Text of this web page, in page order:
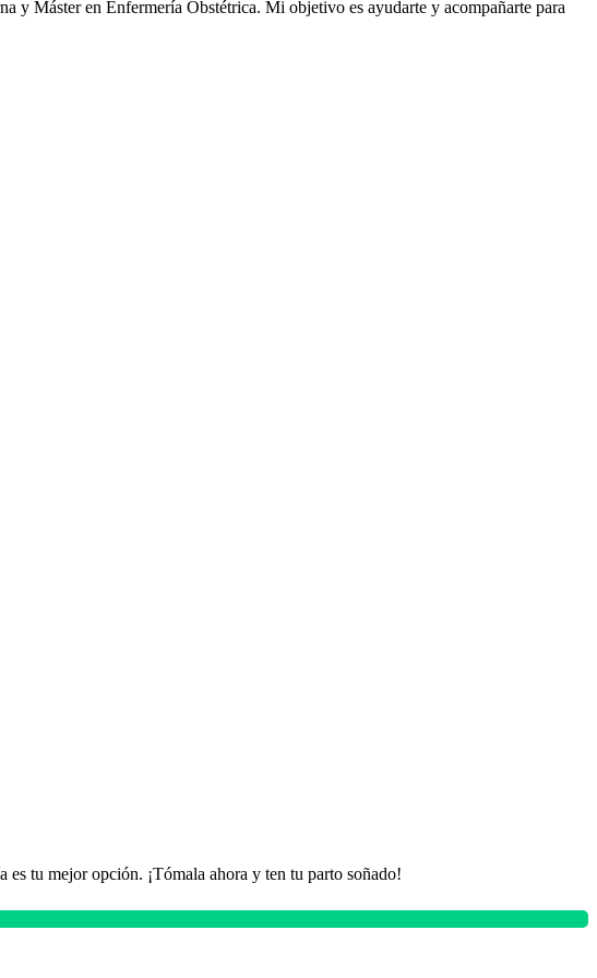
y Máster en Enfermería Obstétrica. Mi objetivo es ayudarte y acompañarte para
es tu mejor opción. ¡Tómala ahora y ten tu parto soñado!